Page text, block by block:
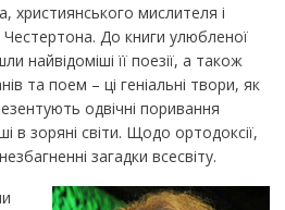
християнського мислителя і
Честертона. До книги улюбленої
найвідоміші її поезії, а також
та поем – ці геніальні твори, як
одвічні поривання
в зоряні світи. Щодо ортодоксії,
загадки всесвіту.